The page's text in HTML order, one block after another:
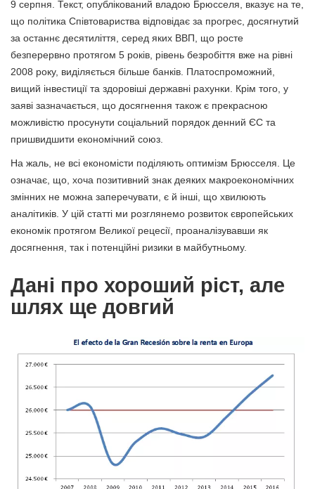
9 серпня. Текст, опублікований владою Брюсселя, вказує на те,
що політика Співтовариства відповідає за прогрес, досягнутий
за останнє десятиліття, серед яких ВВП, що росте
безперервно протягом 5 років, рівень безробіття вже на рівні
2008 року, виділяється більше банків. Платоспроможний,
вищий інвестиції та здоровіші державні рахунки. Крім того, у
заяві зазначається, що досягнення також є прекрасною
можливістю просунути соціальний порядок денний ЄС та
пришвидшити економічний союз.
На жаль, не всі економісти поділяють оптимізм Брюсселя. Це
означає, що, хоча позитивний знак деяких макроекономічних
змінних не можна заперечувати, є й інші, що хвилюють
аналітиків. У цій статті ми розглянемо розвиток європейських
економік протягом Великої рецесії, проаналізувавши як
досягнення, так і потенційні ризики в майбутньому.
Дані про хороший ріст, але
шлях ще довгий